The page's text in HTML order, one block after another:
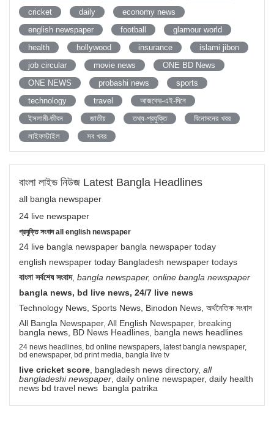
cricket
daily
economy news
english newspaper
football
glamour world
health
hollywood insurance
islami jibon
job circular
movie news
ONE BD News
ONE NEWS
probashi news
sports
technology
travel
আজকের-এই-দিনে
ইসলামী-জীবন
জাতীয় তথ্য-প্রযুক্তি
বিনোদনের খবর
লাইফস্টাইল
সব খবর
বাংলা লাইভ নিউজ Latest Bangla Headlines
all bangla newspaper
24 live newspaper
প্রযুক্তি সংবাদ all english newspaper
24 live bangla newspaper bangla newspaper today
english newspaper today Bangladesh newspaper todays
বাংলা সর্বশেষ সংবাদ, bangla newspaper, online bangla newspaper
bangla news, bd live news, 24/7 live news
Technology News, Sports News, Binodon News, অর্থনৈতিক সংবাদ
All Bangla Newspaper, All English Newspaper, breaking
bangla news, BD News Headlines, bangla news headlines
24 news headlines, bd online newspapers, latest bangla newspaper,
bd enewspaper, bd print media, bangla live tv
live cricket score, bangladesh news directory, all
bangladeshi newspaper, daily online newspaper, daily health
news bd travel news bangla patrika